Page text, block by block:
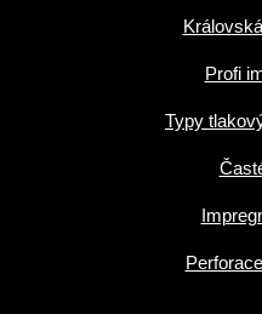
Profi
Typy